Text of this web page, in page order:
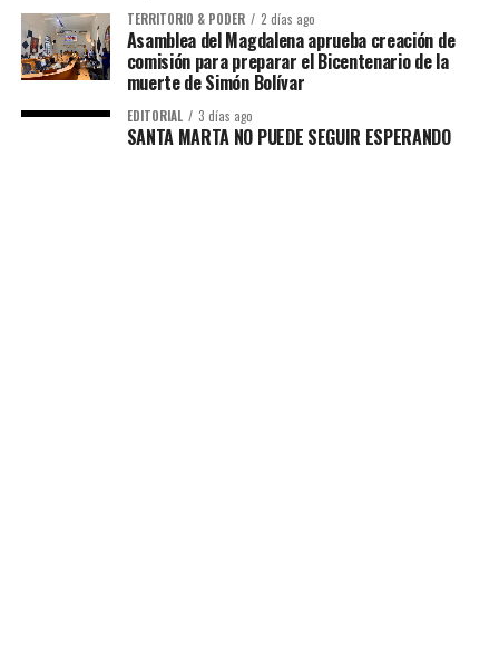
TERRITORIO & PODER 2 días ago
Asamblea del Magdalena aprueba creación de
comisión para preparar el Bicentenario de la
muerte de Simón Bolívar
EDITORIAL 3 días ago
SANTA MARTA NO PUEDE SEGUIR ESPERANDO